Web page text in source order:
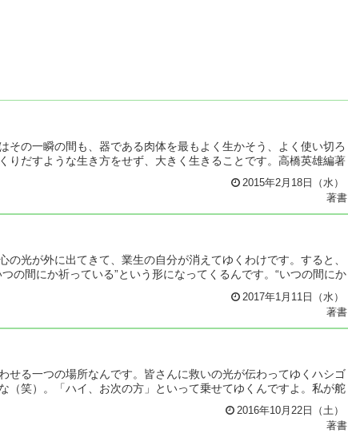
その一瞬の間も、器である肉体を最もよく生かそう、よく使い切ろ
りだすような生き方をせず、大きく生きることです。高橋英雄編著
2015年2月18日（水）
著書
の光が外に出てきて、業生の自分が消えてゆくわけです。すると、
の間にか祈っている”という形になってくるんです。“いつの間にか
2017年1月11日（水）
著書
せる一つの場所なんです。皆さんに救いの光が伝わってゆくハシゴ
（笑）。「ハイ、お次の方」といって乗せてゆくんですよ。私が舵
2016年10月22日（土）
著書